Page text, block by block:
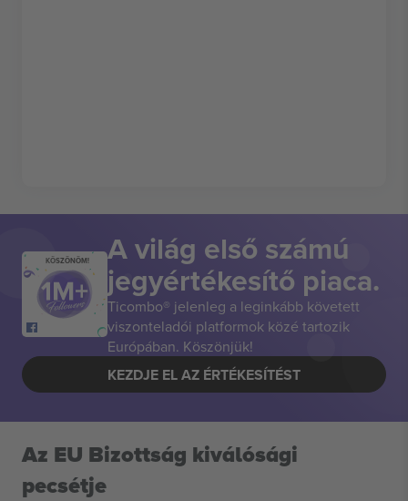
KÖSZÖNÖM! A világ első számú
jegyértékesítő piaca.
Ticombo® jelenleg a leginkább követett
viszonteladói platformok közé tartozik
Európában. Köszönjük!
KEZDJE EL AZ ÉRTÉKESÍTÉST
Az EU Bizottság kiválósági
pecsétje